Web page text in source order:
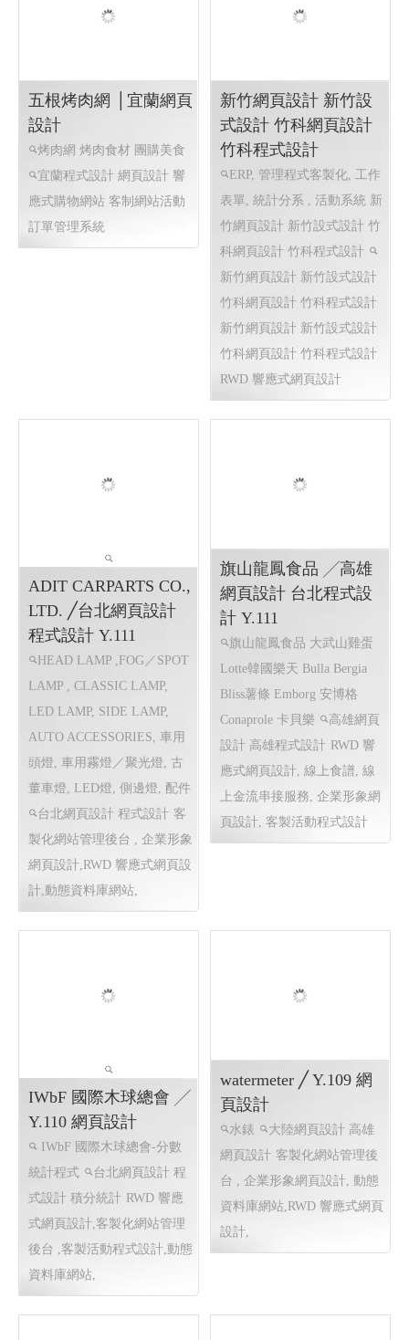
五根烤肉網 │宜蘭網頁
設計
烤肉網 烤肉食材 團購美食
宜蘭程式設計 網頁設計響
應式購物網站 客制網站活動
訂單管理系統
新竹網頁設計 新竹設
式設計 竹科網頁設計
竹科程式設計
ERP, 管理程式客製化, 工作
表單, 統計分系 , 活動系統 新
竹網頁設計 新竹設式設計 竹
科網頁設計 竹科程式設計
新竹網頁設計 新竹設式設計
竹科網頁設計 竹科程式設計
新竹網頁設計 新竹設式設計
竹科網頁設計 竹科程式設計
RWD 響應式網頁設計
ADIT CARPARTS CO.,
LTD. ╱台北網頁設計
程式設計 Y.111
HEAD LAMP ,FOG／SPOT
LAMP , CLASSIC LAMP,
LED LAMP, SIDE LAMP,
AUTO ACCESSORIES, 車用
頭燈, 車用霧燈／聚光燈, 古
董車燈, LED燈, 側邊燈, 配件
台北網頁設計 程式設計 客
製化網站管理後台 , 企業形象
網頁設計,RWD 響應式網頁設
計,動態資料庫網站,
旗山龍鳳食品 ╱高雄
網頁設計 台北程式設
計 Y.111
旗山龍鳳食品 大武山雞蛋
Lotte韓國樂天 Bulla Bergia
Bliss薯條 Emborg 安博格
Conaprole 卡貝樂
高雄網頁
設計 高雄程式設計 RWD 響
應式網頁設計, 線上食譜, 線
上金流串接服務, 企業形象網
頁設計, 客製活動程式設計
IWbF 國際木球總會 ╱
Y.110 網頁設計
IWbF 國際木球總會-分數
統計程式
台北網頁設計 程
式設計 積分統計 RWD 響應
式網頁設計,客製化網站管理
後台 ,客製活動程式設計,動態
資料庫網站,
watermeter ╱ Y.109 網
頁設計
水錶
大陸網頁設計 高雄
網頁設計 客製化網站管理後
台 , 企業形象網頁設計, 動態
資料庫網站,RWD 響應式網頁
設計,